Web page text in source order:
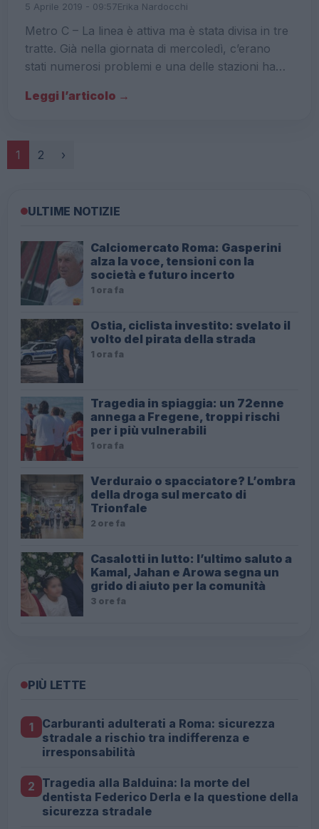
5 Aprile 2019 - 09:57Erika Nardocchi
Metro C – La linea è attiva ma è stata divisa in tre
tratte. Già nella giornata di mercoledì, c’erano
stati numerosi problemi e una delle stazioni ha…
Leggi l’articolo →
Paginazione
1 2 ›
ULTIME NOTIZIE
Calciomercato Roma: Gasperini
alza la voce, tensioni con la
società e futuro incerto
1 ora fa
Ostia, ciclista investito: svelato il
volto del pirata della strada
1 ora fa
Tragedia in spiaggia: un 72enne
annega a Fregene, troppi rischi
per i più vulnerabili
1 ora fa
Verduraio o spacciatore? L’ombra
della droga sul mercato di
Trionfale
2 ore fa
Casalotti in lutto: l’ultimo saluto a
Kamal, Jahan e Arowa segna un
grido di aiuto per la comunità
3 ore fa
PIÙ LETTE
1
Carburanti adulterati a Roma: sicurezza
stradale a rischio tra indifferenza e
irresponsabilità
2 Tragedia alla Balduina: la morte del
dentista Federico Derla e la questione della
sicurezza stradale